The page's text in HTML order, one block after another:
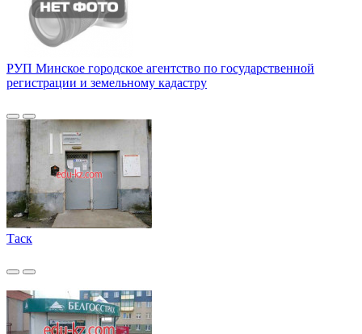
РУП Минское городское агентство по государственной
регистрации и земельному кадастру
Таск